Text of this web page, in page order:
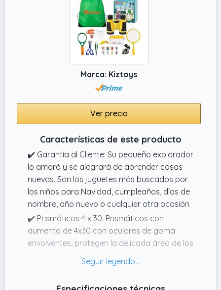
✔️ Imagen de alta definición – Con
revestimiento FMC multicapa y prismas de
alto índice de refracción para un aumento de
8x HD. Imágenes brillantes y colores realistas,
diseñadas para observación de aves y
Marca: Kiztoys
Ver precio
Características de este producto
✔️ Garantía al Cliente: Su pequeño explorador
lo amará y se alegrará de aprender cosas
nuevas. Son los juguetes más buscados por
los niños para Navidad, cumpleaños, días de
nombre, año nuevo o cualquier otra ocasión
✔️ Prismáticos 4 x 30: Prismáticos con
aumento de 4x30 con oculares de goma
envolventes, protegen la delicada área de los
agarre antideslizante es para manos